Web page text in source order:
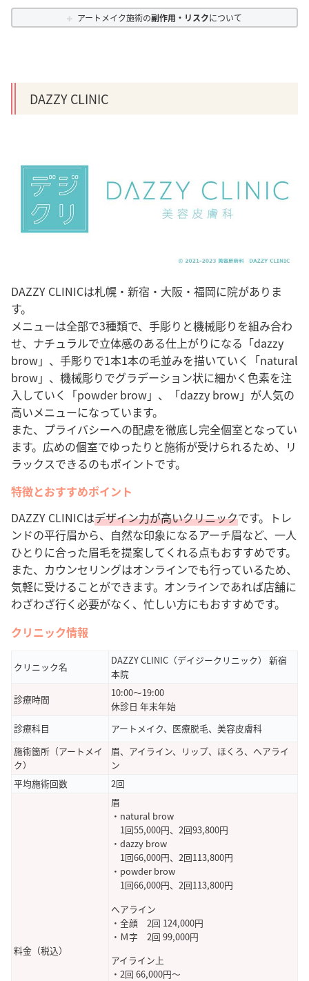
アートメイク施術の副作用・リスクについて
DAZZY CLINIC
DAZZY CLINICは札幌・新宿・大阪・福岡に院がありま
す。
メニューは全部で3種類で、手彫りと機械彫りを組み合わ
せ、ナチュラルで立体感のある仕上がりになる「dazzy
brow」、手彫りで1本1本の毛並みを描いていく「natural
brow」、機械彫りでグラデーション状に細かく色素を注
入していく「powder brow」、「dazzy brow」が人気の
高いメニューになっています。
また、プライバシーへの配慮を徹底し完全個室となってい
ます。広めの個室でゆったりと施術が受けられるため、リ
ラックスできるのもポイントです。
特徴とおすすめポイント
DAZZY CLINICはデザイン力が高いクリニックです。
トレ
ンドの平行眉から、自然な印象になるアーチ眉など、一人
ひとりに合った眉毛を提案してくれる点もおすすめです。
また、 カウンセリングはオンラインでも行っているため、
気軽に受けることができます。 オンラインであれば店舗に
わざわざ行く必要がなく、忙しい方にもおすすめです。
クリニック情報
クリニック名
DAZZY CLINIC（デイジークリニック） 新宿
本院
診療時間
10:00〜19:00
休診日 年末年始
診療科目
アートメイク、医療脱毛、美容皮膚科
施術箇所（アートメイ
ク）
眉、アイライン、リップ、ほくろ、へアライ
ン
平均施術回数
2回
料金（税込）
眉
・natural brow
1回55,000円、2回93,800円
・dazzy brow
1回66,000円、2回113,800円
・powder brow
1回66,000円、2回113,800円
へアライン
・全顔 2回 124,000円
・Ｍ字 2回 99,000円
アイライン上
・2回 66,000円～